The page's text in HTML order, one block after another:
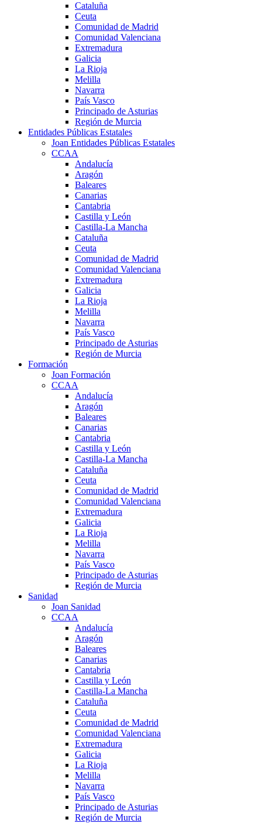
Cataluña
Ceuta
Comunidad de Madrid
Comunidad Valenciana
Extremadura
Galicia
La Rioja
Melilla
Navarra
País Vasco
Principado de Asturias
Región de Murcia
Entidades Públicas Estatales
Joan Entidades Públicas Estatales
CCAA
Andalucía
Aragón
Baleares
Canarias
Cantabria
Castilla y León
Castilla-La Mancha
Cataluña
Ceuta
Comunidad de Madrid
Comunidad Valenciana
Extremadura
Galicia
La Rioja
Melilla
Navarra
País Vasco
Principado de Asturias
Región de Murcia
Formación
Joan Formación
CCAA
Andalucía
Aragón
Baleares
Canarias
Cantabria
Castilla y León
Castilla-La Mancha
Cataluña
Ceuta
Comunidad de Madrid
Comunidad Valenciana
Extremadura
Galicia
La Rioja
Melilla
Navarra
País Vasco
Principado de Asturias
Región de Murcia
Sanidad
Joan Sanidad
CCAA
Andalucía
Aragón
Baleares
Canarias
Cantabria
Castilla y León
Castilla-La Mancha
Cataluña
Ceuta
Comunidad de Madrid
Comunidad Valenciana
Extremadura
Galicia
La Rioja
Melilla
Navarra
País Vasco
Principado de Asturias
Región de Murcia